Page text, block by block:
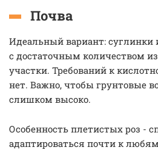
Почва
Идеальный вариант: суглинки
с достаточным количеством
участки. Требований к
нет. Важно, чтобы грунтовые
слишком высоко.
Особенность плетистых роз -
адаптироваться почти к